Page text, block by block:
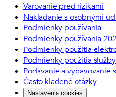
Varovanie pred rizikami
Nakladanie s osobnými
Podmienky používania
Podmienky používania
Podmienky použitia
Podmienky použitia
Podávanie a vybavovanie
Často kladené otázky
Nastavenia cookies